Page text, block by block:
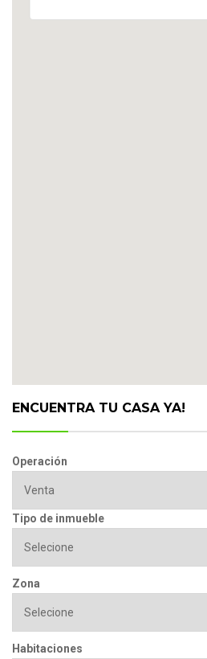
ENCUENTRA TU CASA YA!
Operación
Tipo de inmueble
Zona
Habitaciones